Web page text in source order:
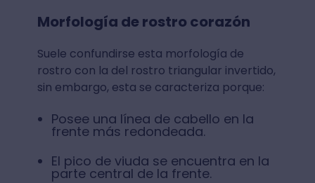
Morfología de rostro corazón
Suele confundirse esta morfología de
rostro con la del rostro triangular invertido,
sin embargo, esta se caracteriza porque:
Posee una línea de cabello en la
frente más redondeada.
El pico de viuda se encuentra en la
parte central de la frente.